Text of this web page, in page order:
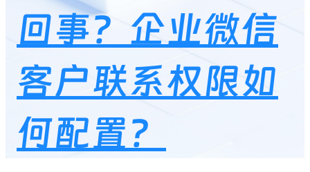
回事？企业微信
客户联系权限如
何配置？